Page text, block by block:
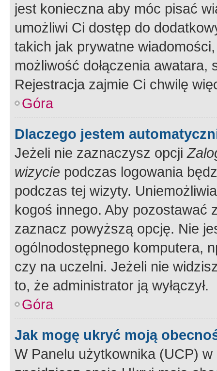
jest konieczna aby móc pisać
umożliwi Ci dostęp do
takich jak prywatne
możliwość dołączenia
Rejestracja zajmie Ci chwilę
Góra
Dlaczego jestem
Jeżeli nie zaznaczysz opcji
wizycie podczas logowania
podczas tej wizyty.
kogoś innego. Aby pozostawać
zaznacz powyższą opcję. Nie
ogólnodostępnego komputera,
czy na uczelni. Jeżeli nie
to, że administrator ją wyłączył.
Góra
Jak mogę ukryć moją
W Panelu użytkownika (UCP) w